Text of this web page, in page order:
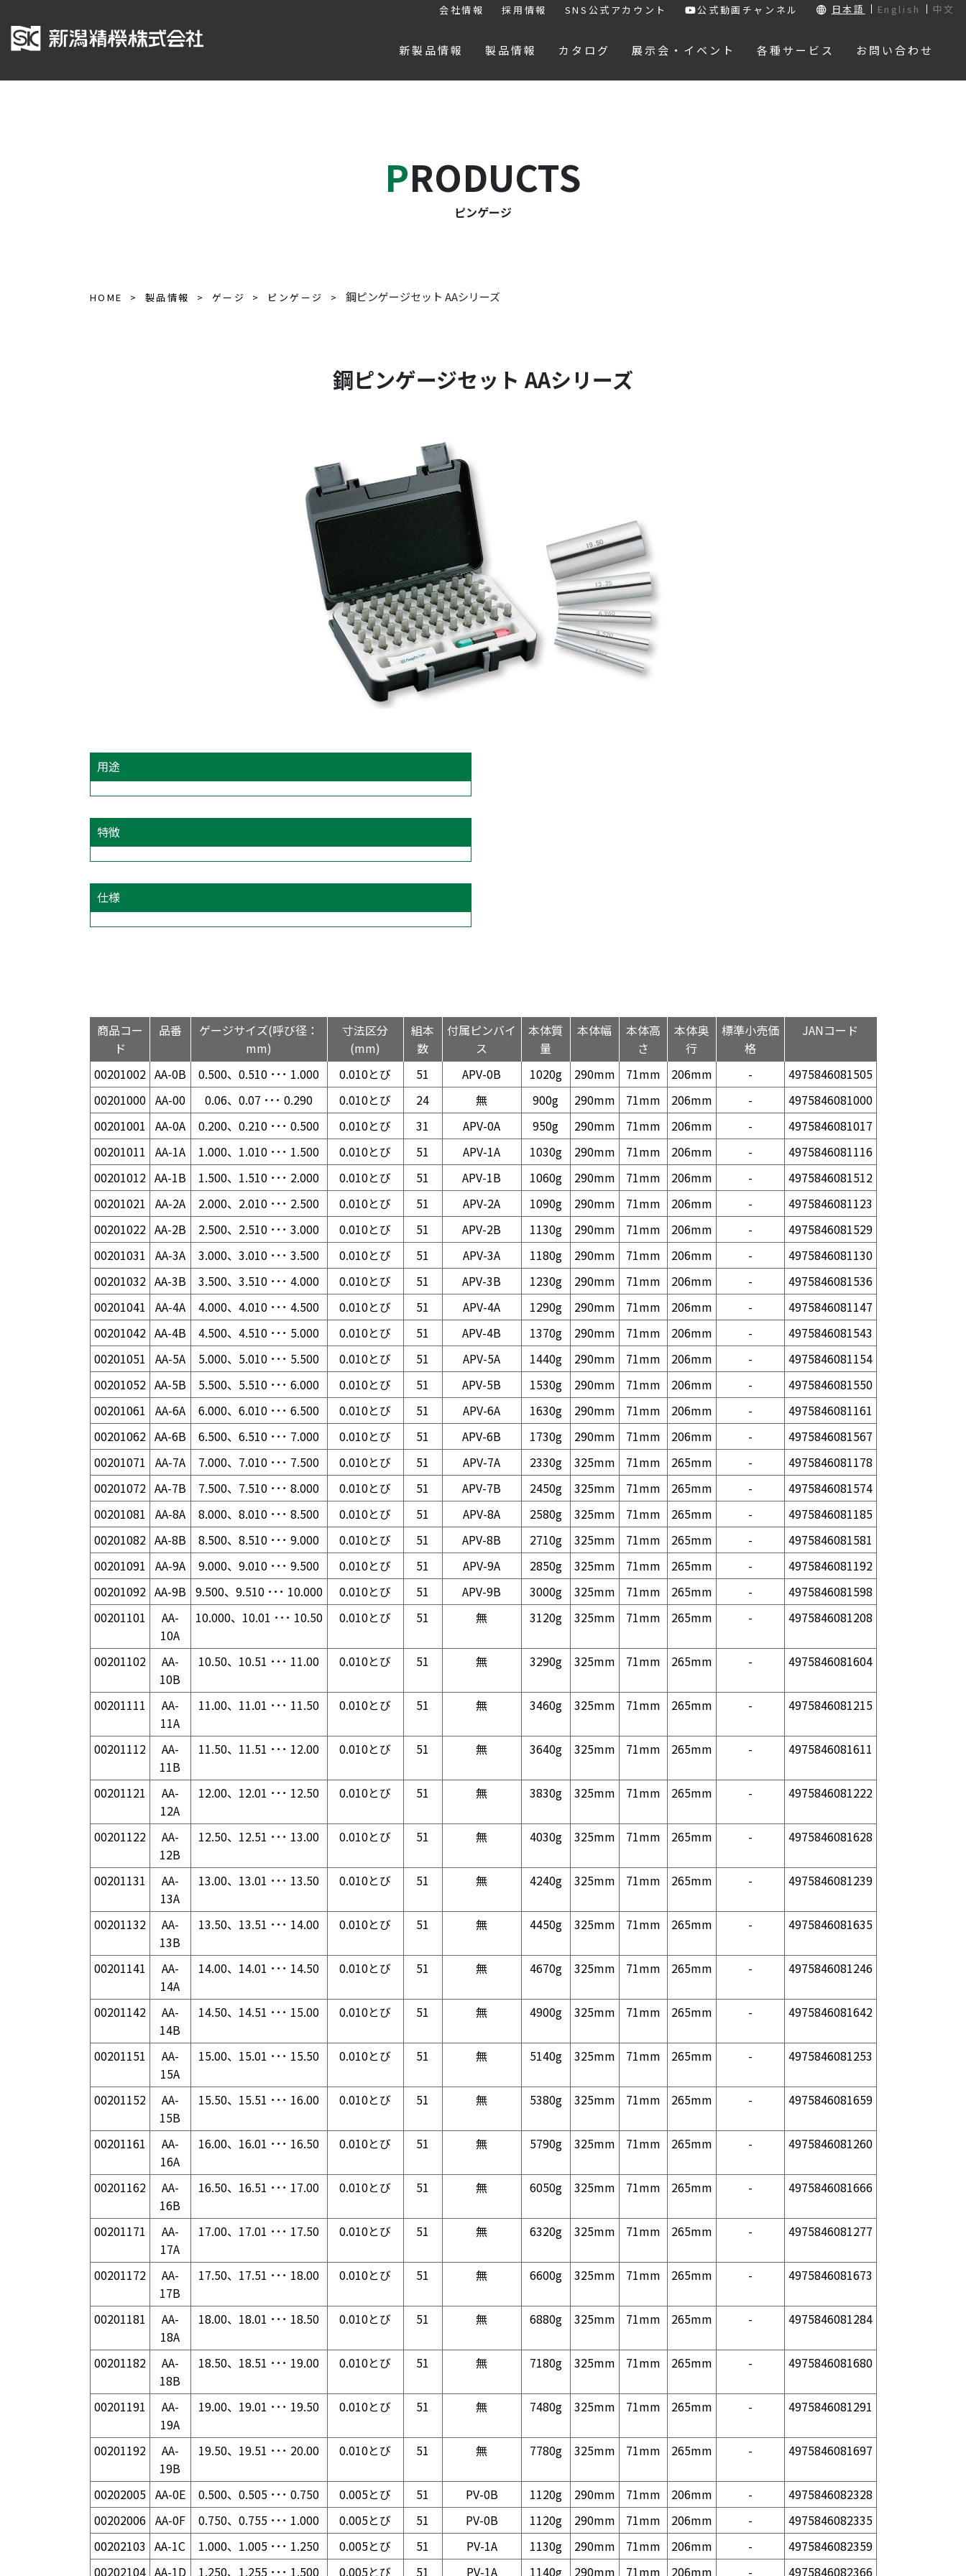
会社情報 採用情報 SNS公式アカウント 公式動画チャンネル 日本語 English 中文
新製品情報 製品情報 カタログ 展示会・イベント 各種サービス お問い合わせ
PRODUCTS
ピンゲージ
HOME 製品情報 ゲージ ピンゲージ 鋼ピンゲージセット AAシリーズ
鋼ピンゲージセット AAシリーズ
用途
特徴
仕様
商品コー
ド
品番
ゲージサイズ(呼び径：
mm)
寸法区分
(mm)
組本
数
付属ピンバイ
ス
本体質
量
本体幅
本体高
さ
本体奥
行
標準小売価
格
JANコード
00201002 AA-0B 0.500、0.510 ･･･ 1.000 0.010とび 51 APV-0B 1020g 290mm 71mm 206mm -
4975846081505
00201000 AA-00 0.06、0.07 ･･･ 0.290 0.010とび 24 無 900g 290mm 71mm 206mm -
4975846081000
00201001
AA-0A 0.200、0.210 ･･･ 0.500 0.010とび 31 APV-0A 950g 290mm 71mm 206mm -
4975846081017
00201011
AA-1A 1.000、1.010 ･･･ 1.500 0.010とび 51 APV-1A 1030g 290mm 71mm 206mm -
4975846081116
00201012 AA-1B 1.500、1.510 ･･･ 2.000 0.010とび 51 APV-1B 1060g 290mm 71mm 206mm -
4975846081512
00201021
AA-2A 2.000、2.010 ･･･ 2.500 0.010とび 51 APV-2A 1090g 290mm 71mm 206mm -
4975846081123
00201022 AA-2B 2.500、2.510 ･･･ 3.000 0.010とび 51 APV-2B 1130g 290mm 71mm 206mm -
4975846081529
00201031
AA-3A 3.000、3.010 ･･･ 3.500 0.010とび 51 APV-3A 1180g 290mm 71mm 206mm -
4975846081130
00201032 AA-3B 3.500、3.510 ･･･ 4.000 0.010とび 51 APV-3B 1230g 290mm 71mm 206mm -
4975846081536
00201041
AA-4A 4.000、4.010 ･･･ 4.500 0.010とび 51 APV-4A 1290g 290mm 71mm 206mm -
4975846081147
00201042 AA-4B 4.500、4.510 ･･･ 5.000 0.010とび 51 APV-4B 1370g 290mm 71mm 206mm -
4975846081543
00201051
AA-5A 5.000、5.010 ･･･ 5.500 0.010とび 51 APV-5A 1440g 290mm 71mm 206mm -
4975846081154
00201052 AA-5B 5.500、5.510 ･･･ 6.000 0.010とび 51 APV-5B 1530g 290mm 71mm 206mm -
4975846081550
00201061
AA-6A 6.000、6.010 ･･･ 6.500 0.010とび 51 APV-6A 1630g 290mm 71mm 206mm -
4975846081161
00201062 AA-6B 6.500、6.510 ･･･ 7.000 0.010とび 51 APV-6B 1730g 290mm 71mm 206mm -
4975846081567
00201071
AA-7A 7.000、7.010 ･･･ 7.500 0.010とび 51 APV-7A 2330g 325mm 71mm 265mm -
4975846081178
00201072 AA-7B 7.500、7.510 ･･･ 8.000 0.010とび 51 APV-7B 2450g 325mm 71mm 265mm -
4975846081574
00201081
AA-8A 8.000、8.010 ･･･ 8.500 0.010とび 51 APV-8A 2580g 325mm 71mm 265mm -
4975846081185
00201082 AA-8B 8.500、8.510 ･･･ 9.000 0.010とび 51 APV-8B 2710g 325mm 71mm 265mm -
4975846081581
00201091
AA-9A 9.000、9.010 ･･･ 9.500 0.010とび 51 APV-9A 2850g 325mm 71mm 265mm -
4975846081192
00201092 AA-9B 9.500、9.510 ･･･ 10.000 0.010とび 51 APV-9B 3000g 325mm 71mm 265mm -
4975846081598
00201101
AA-
10A
10.000、10.01 ･･･ 10.50 0.010とび 51 無 3120g 325mm 71mm 265mm - 4975846081208
00201102
AA-
10B
10.50、10.51 ･･･ 11.00 0.010とび 51 無 3290g 325mm 71mm 265mm - 4975846081604
00201111
AA-
11A
11.00、11.01 ･･･ 11.50 0.010とび 51 無 3460g 325mm 71mm 265mm - 4975846081215
00201112
AA-
11B
11.50、11.51 ･･･ 12.00 0.010とび 51 無 3640g 325mm 71mm 265mm - 4975846081611
00201121
AA-
12A
12.00、12.01 ･･･ 12.50 0.010とび 51 無 3830g 325mm 71mm 265mm - 4975846081222
00201122
AA-
12B
12.50、12.51 ･･･ 13.00 0.010とび 51 無 4030g 325mm 71mm 265mm - 4975846081628
00201131
AA-
13A
13.00、13.01 ･･･ 13.50 0.010とび 51 無 4240g 325mm 71mm 265mm - 4975846081239
00201132
AA-
13B
13.50、13.51 ･･･ 14.00 0.010とび 51 無 4450g 325mm 71mm 265mm - 4975846081635
00201141
AA-
14A
14.00、14.01 ･･･ 14.50 0.010とび 51 無 4670g 325mm 71mm 265mm - 4975846081246
00201142
AA-
14B
14.50、14.51 ･･･ 15.00 0.010とび 51 無 4900g 325mm 71mm 265mm - 4975846081642
00201151
AA-
15A
15.00、15.01 ･･･ 15.50 0.010とび 51 無 5140g 325mm 71mm 265mm - 4975846081253
00201152
AA-
15B
15.50、15.51 ･･･ 16.00 0.010とび 51 無 5380g 325mm 71mm 265mm - 4975846081659
00201161
AA-
16A
16.00、16.01 ･･･ 16.50 0.010とび 51 無 5790g 325mm 71mm 265mm - 4975846081260
00201162
AA-
16B
16.50、16.51 ･･･ 17.00 0.010とび 51 無 6050g 325mm 71mm 265mm - 4975846081666
00201171
AA-
17A
17.00、17.01 ･･･ 17.50 0.010とび 51 無 6320g 325mm 71mm 265mm - 4975846081277
00201172
AA-
17B
17.50、17.51 ･･･ 18.00 0.010とび 51 無 6600g 325mm 71mm 265mm - 4975846081673
00201181
AA-
18A
18.00、18.01 ･･･ 18.50 0.010とび 51 無 6880g 325mm 71mm 265mm - 4975846081284
00201182
AA-
18B
18.50、18.51 ･･･ 19.00 0.010とび 51 無 7180g 325mm 71mm 265mm - 4975846081680
00201191
AA-
19A
19.00、19.01 ･･･ 19.50 0.010とび 51 無 7480g 325mm 71mm 265mm - 4975846081291
00201192
AA-
19B
19.50、19.51 ･･･ 20.00 0.010とび 51 無 7780g 325mm 71mm 265mm - 4975846081697
00202005 AA-0E 0.500、0.505 ･･･ 0.750 0.005とび 51 PV-0B 1120g 290mm 71mm 206mm -
4975846082328
00202006 AA-0F 0.750、0.755 ･･･ 1.000 0.005とび 51 PV-0B 1120g 290mm 71mm 206mm -
4975846082335
00202103 AA-1C 1.000、1.005 ･･･ 1.250 0.005とび 51 PV-1A 1130g 290mm 71mm 206mm -
4975846082359
00202104 AA-1D 1.250、1.255 ･･･ 1.500 0.005とび 51 PV-1A 1140g 290mm 71mm 206mm - 4975846082366